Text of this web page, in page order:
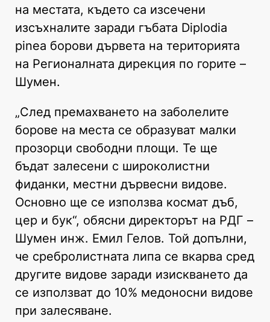
на местата, където са изсечени
изсъхналите заради гъбата Diplodia
pinea борови дървета на територията
на Регионалната дирекция по горите –
Шумен.
„След премахването на заболелите
борове на места се образуват малки
прозорци свободни площи. Те ще
бъдат залесени с широколистни
фиданки, местни дървесни видове.
Основно ще се използва космат дъб,
цер и бук“, обясни директорът на РДГ –
Шумен инж. Емил Гелов. Той допълни,
че сребролистната липа се вкарва сред
другите видове заради изискването да
се използват до 10% медоносни видове
при залесяване.